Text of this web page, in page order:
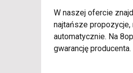
W naszej ofercie
najtańsze
automatycznie. Na
gwarancję producenta.